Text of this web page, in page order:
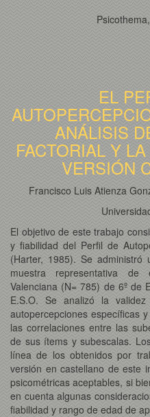
EL
ANÁLISIS
FACTORIAL Y
VERSIÓN
Francisco Luis Atienza
El objetivo de este trabajo
y fiabilidad del Perfil de
(Harter, 1985). Se
muestra representativa de
Valenciana (N= 785) de 6º de
E.S.O. Se analizó la
autopercepciones específicas
las correlaciones entre las
de sus ítems y subescalas.
línea de los obtenidos por
versión en castellano de este
psicométricas aceptables, si
en cuenta algunas
fiabilidad y rango de edad de